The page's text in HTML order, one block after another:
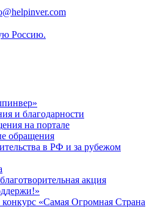
и благодарности
на портале
обращения
в РФ и за рубежом
акция
«Самая Огромная Страна